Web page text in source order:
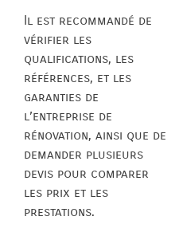
Il est recommandé de
vérifier les
qualifications, les
références, et les
garanties de
l’entreprise de
rénovation, ainsi que de
demander plusieurs
devis pour comparer
les prix et les
prestations.